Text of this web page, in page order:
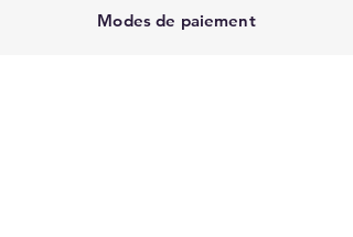
Modes de paiement